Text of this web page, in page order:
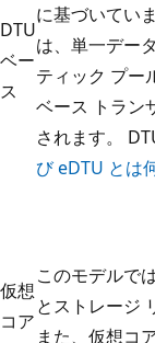
DTU
ベー
ス
に基づいてい
は、単一デー
ティック プー
ベース トラン
されます。
び eDTU とは
仮想
コア
このモデルで
とストレージ
また、仮想コ